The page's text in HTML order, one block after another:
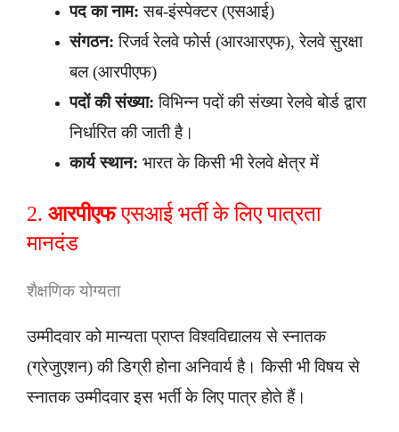
पद का नाम: सब-इंस्पेक्टर (एसआई)
संगठन: रिजर्व रेलवे फोर्स (आरआरएफ), रेलवे सुरक्षा
बल (आरपीएफ)
पदों की संख्या: विभिन्न पदों की संख्या रेलवे बोर्ड द्वारा
निर्धारित की जाती है।
कार्य स्थान: भारत के किसी भी रेलवे क्षेत्र में
2. आरपीएफएसआई भर्ती के लिए पात्रता
मानदंड
शैक्षणिक योग्यता
उम्मीदवार को मान्यता प्राप्त विश्वविद्यालय से स्नातक
(ग्रेजुएशन) की डिग्री होना अनिवार्य है। किसी भी विषय से
स्नातक उम्मीदवार इस भर्ती के लिए पात्र होते हैं।